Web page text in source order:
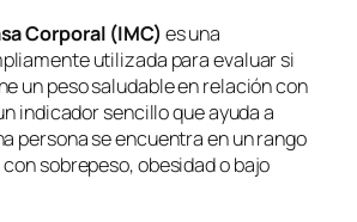
Corporal (IMC) es una
utilizada para evaluar si
un peso saludable en relación con
indicador sencillo que ayuda a
persona se encuentra en un rango
sobrepeso, obesidad o bajo